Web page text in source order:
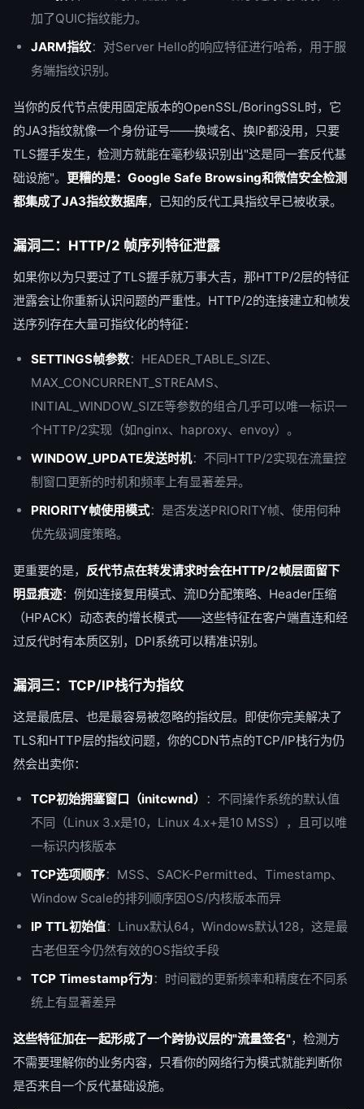
加了QUIC指纹能力。
JARM指纹：对Server Hello的响应特征进行哈希，用于服
务端指纹识别。
当你的反代节点使用固定版本的OpenSSL/BoringSSL时，它
的JA3指纹就像一个身份证号——换域名、换IP都没用，只要
TLS握手发生，检测方就能在毫秒级识别出"这是同一套反代基
础设施"。 更糟的是：Google Safe Browsing和微信安全检测
都集成了JA3指纹数据库，已知的反代工具指纹早已被收录。
漏洞二：HTTP/2 帧序列特征泄露
如果你以为只要过了TLS握手就万事大吉，那HTTP/2层的特征
泄露会让你重新认识问题的严重性。HTTP/2的连接建立和帧发
送序列存在大量可指纹化的特征：
SETTINGS帧参数：HEADER_TABLE_SIZE、
MAX_CONCURRENT_STREAMS、
INITIAL_WINDOW_SIZE等参数的组合几乎可以唯一标识一
个HTTP/2实现（如nginx、haproxy、envoy）。
WINDOW_UPDATE发送时机：不同HTTP/2实现在流量控
制窗口更新的时机和频率上有显著差异。
PRIORITY帧使用模式：是否发送PRIORITY帧、使用何种
优先级调度策略。
更重要的是， 反代节点在转发请求时会在HTTP/2帧层面留下
明显痕迹：例如连接复用模式、流ID分配策略、Header压缩
（HPACK）动态表的增长模式——这些特征在客户端直连和经
过反代时有本质区别，DPI系统可以精准识别。
漏洞三：TCP/IP栈行为指纹
这是最底层、也是最容易被忽略的指纹层。即使你完美解决了
TLS和HTTP层的指纹问题，你的CDN节点的TCP/IP栈行为仍
然会出卖你：
TCP初始拥塞窗口（initcwnd） ：不同操作系统的默认值
不同（Linux 3.x是10，Linux 4.x+是10 MSS），且可以唯
一标识内核版本
TCP选项顺序：MSS、SACK-Permitted、Timestamp、
Window Scale的排列顺序因OS/内核版本而异
IP TTL初始值：Linux默认64，Windows默认128，这是最
古老但至今仍然有效的OS指纹手段
TCP Timestamp行为：时间戳的更新频率和精度在不同系
统上有显著差异
这些特征加在一起形成了一个跨协议层的"流量签名"，检测方
不需要理解你的业务内容，只看你的网络行为模式就能判断你
是否来自一个反代基础设施。